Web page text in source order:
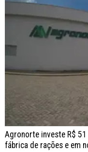
Agronorte investe R$
fábrica de rações e em